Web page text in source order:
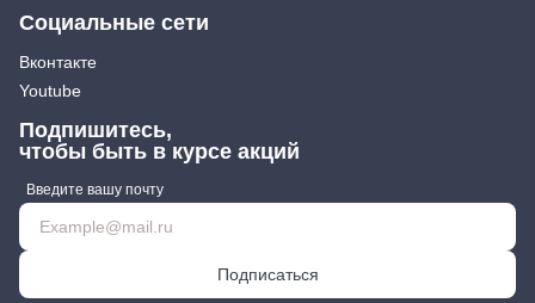
Социальные сети
Вконтакте
Youtube
Подпишитесь,
чтобы быть в курсе акций
Введите вашу почту
Подписаться